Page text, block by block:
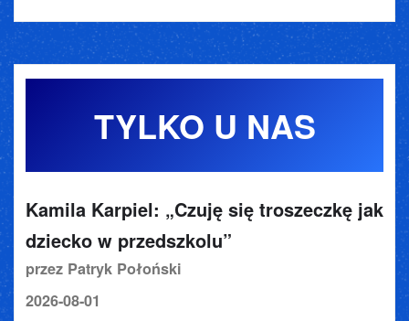
TYLKO U NAS
Kamila Karpiel: „Czuję się troszeczkę jak
dziecko w przedszkolu”
przez Patryk Połoński
2026-08-01